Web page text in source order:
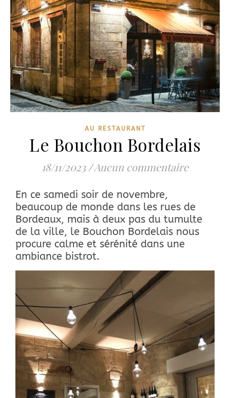
AU RESTAURANT
Le Bouchon Bordelais
18/11/2023 /Aucun commentaire
En ce samedi soir de novembre,
beaucoup de monde dans les rues de
Bordeaux, mais à deux pas du tumulte
de la ville, le Bouchon Bordelais nous
procure calme et sérénité dans une
ambiance bistrot.